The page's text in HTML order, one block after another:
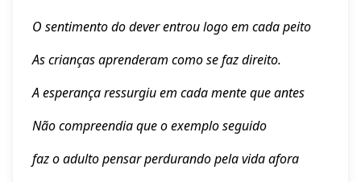
O sentimento do dever entrou logo em cada peito
As crianças aprenderam como se faz direito.
A esperança ressurgiu em cada mente que antes
Não compreendia que o exemplo seguido
faz o adulto pensar perdurando pela vida afora